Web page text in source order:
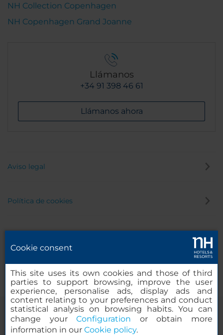
NH Collection Copenhagen
NH Copenhagen Grand Joanne
Llámanos
+34 91 398 46 61
Llámanos ahora
Aviso legal
Política de cookies
Canal de denuncias
Cookie consent
This site uses its own cookies and those of third
parties to support browsing, improve the user
experience, personalise ads, display ads and
content relating to your preferences and conduct
statistical analysis on browsing habits. You can
change yourConfiguration or obtain more
information in our Cookie policy.